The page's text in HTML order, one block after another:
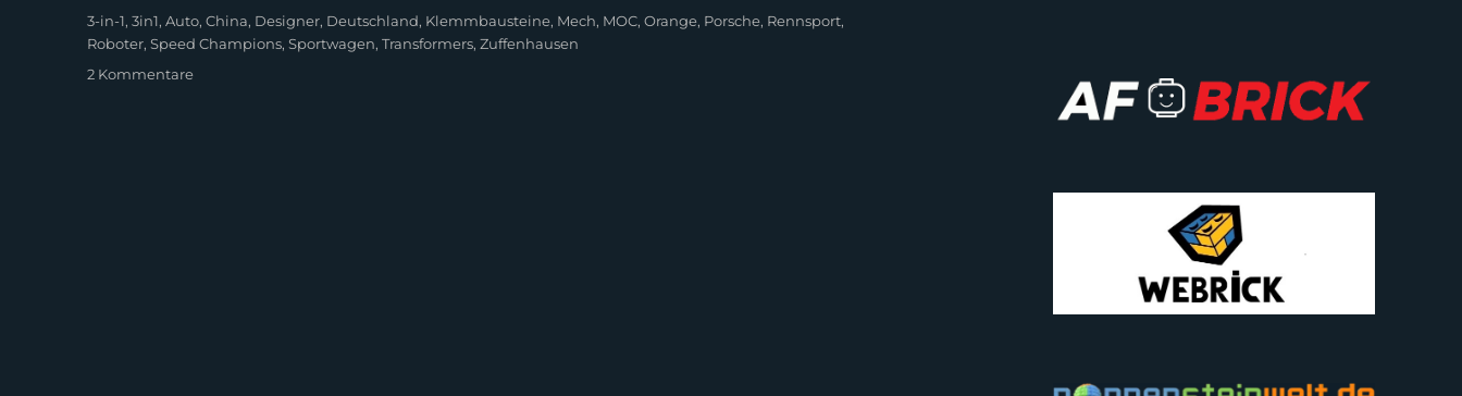
Schlagwörter
3-in-1,3in1,Auto,China, Designer, Deutschland, Klemmbausteine, Mech, MOC,Orange, Porsche, Rennsport,
Roboter,Speed Champions,Sportwagen,Transformers,Zuffenhausen
2 Kommentarezu